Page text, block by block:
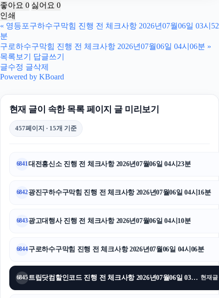
인스타그램 팔로워 구매
송파하수구막힘
강남치과
유방암요양병원
수원형사전문변호사
인스타 팔로워 구매
좋아요 0 싫어요 0
인쇄
« 영등포구하수구막힘 진행 전 체크사항 2026년07월06일 03시52
분
구로하수구막힘 진행 전 체크사항 2026년07월06일 04시06분 »
목록보기
답글쓰기
글수정 글삭제
Powered by KBoard
현재 글이 속한 목록 페이지 글 미리보기
457페이지 · 15개 기준
6841대전흥신소 진행 전 체크사항 2026년07월06일 04시23분
6842광진구하수구막힘 진행 전 체크사항 2026년07월06일 04시16분
6843광고대행사 진행 전 체크사항 2026년07월06일 04시10분
6844구로하수구막힘 진행 전 체크사항 2026년07월06일 04시06분
6845 트립닷컴할인코드 진행 전 체크사항 2026년07월06일 03시58분 현재글